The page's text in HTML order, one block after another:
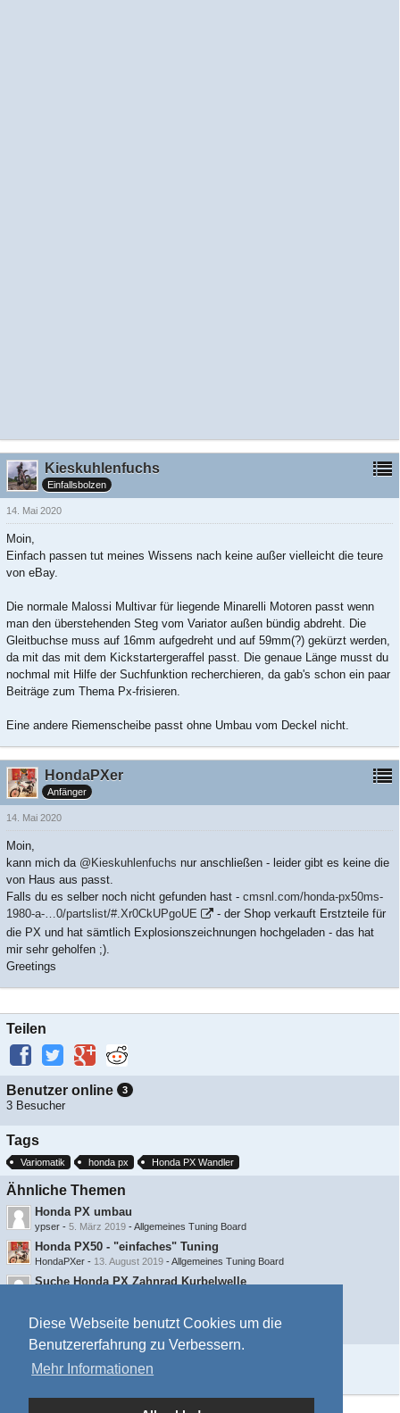
Diese Webseite benutzt Cookies um die
Benutzererfahrung zu Verbessern.
Mehr Informationen
Kieskuhlenfuchs
Einfallsbolzen
14. Mai 2020
Moin,
Einfach passen tut meines Wissens nach keine außer vielleicht die teure
von eBay.
Die normale Malossi Multivar für liegende Minarelli Motoren passt wenn
man den überstehenden Steg vom Variator außen bündig abdreht. Die
Gleitbuchse muss auf 16mm aufgedreht und auf 59mm(?) gekürzt werden,
da mit das mit dem Kickstartergeraffel passt. Die genaue Länge musst du
nochmal mit Hilfe der Suchfunktion recherchieren, da gab's schon ein paar
Beiträge zum Thema Px-frisieren.
Eine andere Riemenscheibe passt ohne Umbau vom Deckel nicht.
HondaPXer
Anfänger
14. Mai 2020
Moin,
kann mich da @Kieskuhlenfuchs nur anschließen - leider gibt es keine die
von Haus aus passt.
Falls du es selber noch nicht gefunden hast - cmsnl.com/honda-px50ms-
1980-a-…0/partslist/#.Xr0CkUPgoUE
- der Shop verkauft Erstzteile für
die PX und hat sämtlich Explosionszeichnungen hochgeladen - das hat
mir sehr geholfen ;).
Greetings
Teilen
Benutzer online 3
3 Besucher
Tags
Variomatik honda px Honda PX Wandler
Ähnliche Themen
Honda PX umbau
ypser - 5. März 2019 -Allgemeines Tuning Board
Honda PX50 - "einfaches" Tuning
HondaPXer - 13. August 2019 -Allgemeines Tuning Board
Suche Honda PX Zahnrad Kurbelwelle
Welche Radnabe für Speichenradumbau Zündapp
maxl123 -4. Mai 2020 -laufende und abgeschlossene Projekte